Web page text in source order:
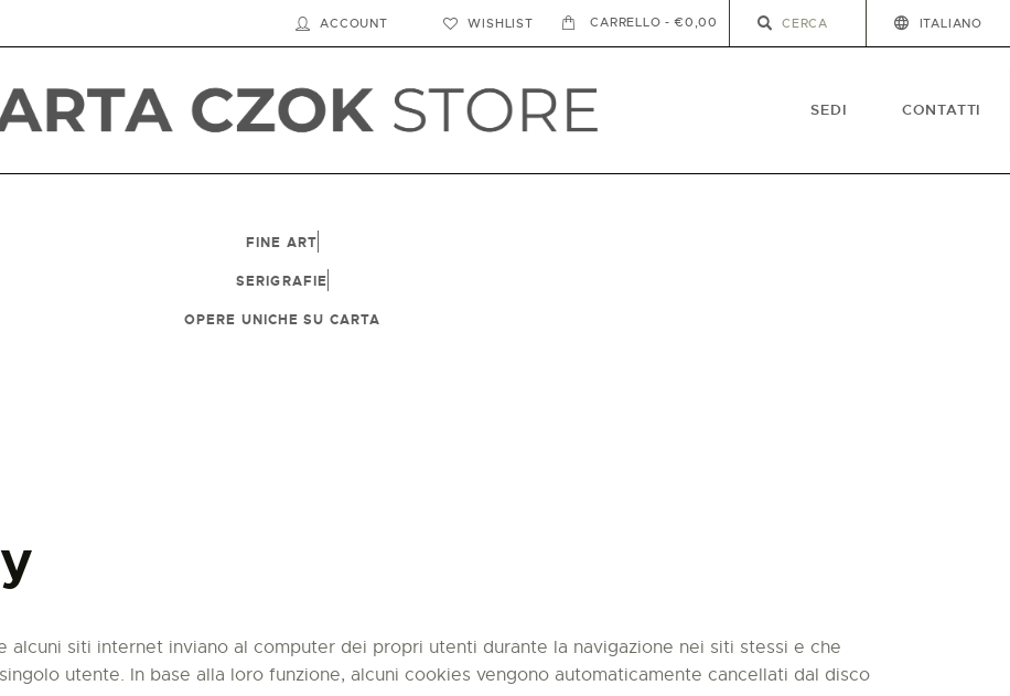
ACCOUNT WISHLIST -€0,00 ITALIANO
SEDI CONTATTI
FINE ART
SERIGRAFIE
OPERE UNICHE SU CARTA
SHOP
BIOGRAFIA
alcuni siti internet inviano al computer dei propri utenti durante la navigazione nei siti stessi e che
utente. In base alla loro funzione, alcuni cookies vengono automaticamente cancellati dal disco